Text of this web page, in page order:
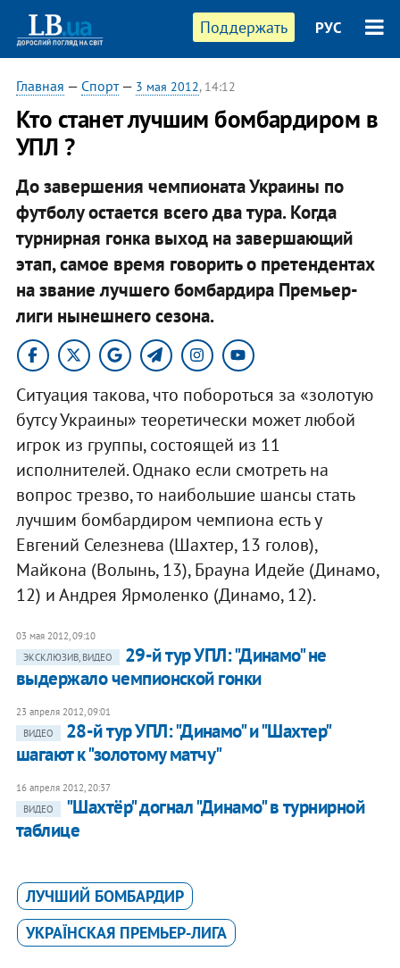
Поддержать РУС
Главная — Спорт— 3 мая 2012, 14:12
​Кто станет лучшим бомбардиром в
УПЛ ?
До завершения чемпионата Украины по
футболу остается всего два тура. Когда
турнирная гонка выход на завершающий
этап, самое время говорить о претендентах
на звание лучшего бомбардира Премьер-
лиги нынешнего сезона.
Ситуация такова, что побороться за «золотую
бутсу Украины» теоретически может любой
игрок из группы, состоящей из 11
исполнителей. Однако если смотреть на
вопрос трезво, то наибольшие шансы стать
лучшим бомбардиром чемпиона есть у
Евгений Селезнева (Шахтер, 13 голов),
Майкона (Волынь, 13), Брауна Идейе (Динамо,
12) и Андрея Ярмоленко (Динамо, 12).
03 мая 2012, 09:10
ЭКСКЛЮЗИВ, ВИДЕО
29-й тур УПЛ: "Динамо" не
выдержало чемпионской гонки
23 апреля 2012, 09:01
ВИДЕО
28-й тур УПЛ: "Динамо" и "Шахтер"
шагают к "золотому матчу"
16 апреля 2012, 20:37
ВИДЕО
"Шахтёр" догнал "Динамо" в турнирной
таблице
ЛУЧШИЙ БОМБАРДИР
УКРАЇНСКАЯ ПРЕМЬЕР-ЛИГА